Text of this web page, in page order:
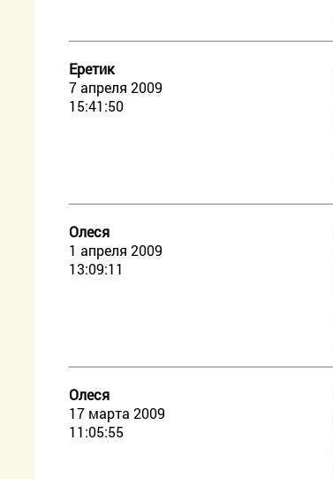
Еретик
7 апреля 2009
15:41:50
Олеся
1 апреля 2009
13:09:11
Олеся
17 марта 2009
11:05:55